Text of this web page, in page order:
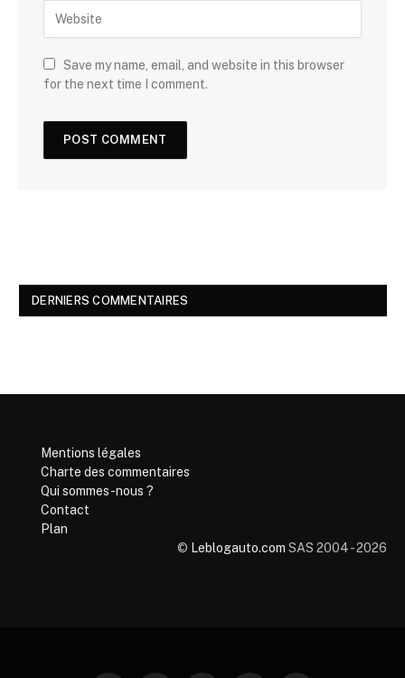
Save my name, email, and website in this browser
for the next time I comment.
DERNIERS COMMENTAIRES
Mentions légales
Charte des commentaires
Qui sommes-nous ?
Contact
Plan
© Leblogauto.com SAS 2004 - 2026